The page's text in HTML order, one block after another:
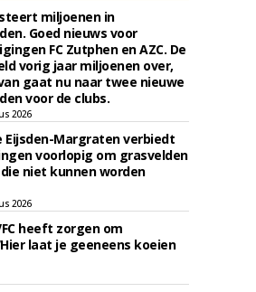
miljoenen in
Goed nieuws voor
FC Zutphen en AZC. De
vorig jaar miljoenen over,
gaat nu naar twee nieuwe
voor de clubs.
2026
Eijsden-Margraten verbiedt
voorlopig om grasvelden
niet kunnen worden
2026
heeft zorgen om
laat je geeneens koeien